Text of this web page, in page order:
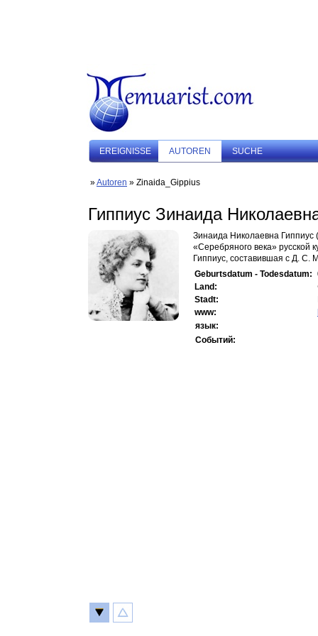
EREIGNISSE AUTOREN SUCHE
»Autoren » Zinaida_Gippius
Гиппиус Зинаида
Зинаида Николаевна Гиппиус
«Серебряного века» русской
Гиппиус, составившая с Д. С.
Geburtsdatum - Todesdatum:
Land:
Stadt:
www:
язык:
Событий: